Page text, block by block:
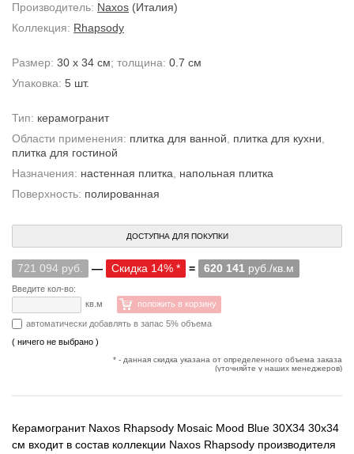
Производитель: Naxos (Италия)
Коллекция: Rhapsody
Размер: 30 x 34 см; толщина: 0.7 см
Упаковка: 5 шт.
Тип: керамогранит
Области применения: плитка для ванной плитка для кухни
плитка для гостиной
Назначения: настенная плитка
напольная плитка
Поверхность: полированная
ДОСТУПНА ДЛЯ ПОКУПКИ
721 094 руб. — Скидка 14% * = 620 141 руб./кв.м
Введите кол-во:
кв.м
положить в корзину
автоматически добавлять в запас 5% объема
( ничего не выбрано )
* - данная скидка указана от определенного объема заказа
(уточняйте у наших менеджеров)
Керамогранит Naxos Rhapsody Mosaic Mood Blue 30X34 30x34
см входит в состав коллекции Naxos Rhapsody производителя